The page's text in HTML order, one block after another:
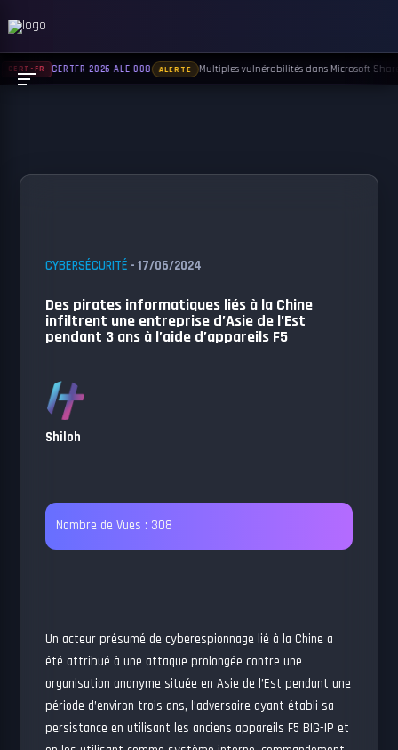
CYBERSÉCURITÉ - 17/06/2024
Des pirates informatiques liés à la Chine
infiltrent une entreprise d’Asie de l’Est
pendant 3 ans à l’aide d’appareils F5
Shiloh
Nombre de Vues : 308
Un acteur présumé de cyberespionnage lié à la Chine a
été attribué à une attaque prolongée contre une
organisation anonyme située en Asie de l’Est pendant une
période d’environ trois ans, l’adversaire ayant établi sa
persistance en utilisant les anciens appareils F5 BIG-IP et
CERT-FR CERTFR-2026-ALE-008 ALERTE Multiples vulnérabilités dans Microsoft